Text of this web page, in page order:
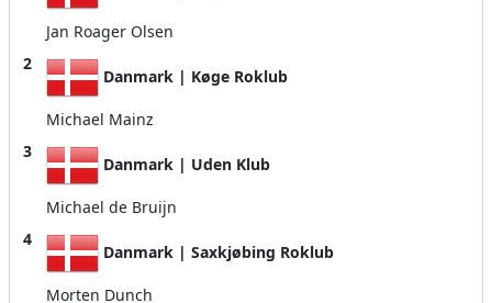
Jan Roager Olsen
2
Danmark | Køge Roklub
Michael Mainz
3
Danmark | Uden Klub
Michael de Bruijn
4
Danmark | Saxkjøbing Roklub
Morten Dunch